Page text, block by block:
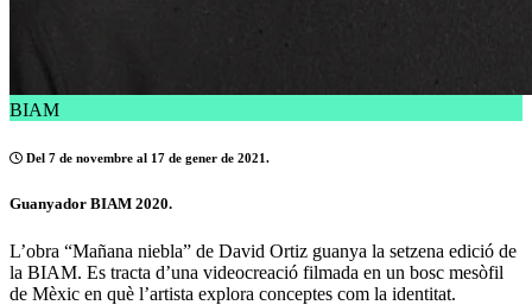
BIAM
Del 7 de novembre al 17 de gener de 2021.
Guanyador BIAM 2020.
L’obra “Mañana niebla” de David Ortiz guanya la setzena edició de
la BIAM. Es tracta d’una videocreació filmada en un bosc mesòfil
de Mèxic en què l’artista explora conceptes com la identitat.